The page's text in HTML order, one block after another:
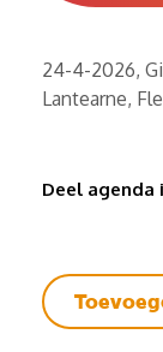
24-4-2026,
Lantearne,
Deel agenda